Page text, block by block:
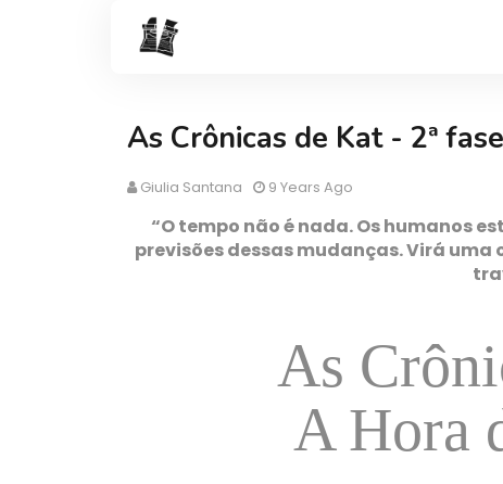
As Crônicas de Kat - 2ª
Giulia Santana 9 Years Ago
“O tempo não é nada. Os humanos
previsões dessas mudanças. Virá uma
As
A Hora